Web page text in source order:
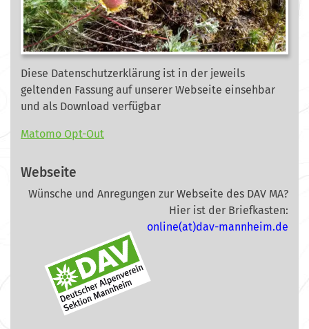
Diese Datenschutzerklärung ist in der jeweils
geltenden Fassung auf unserer Webseite einsehbar
und als Download verfügbar
Matomo Opt-Out
Webseite
Wünsche und Anregungen zur Webseite des DAV MA?
Hier ist der Briefkasten:
online(at)dav-mannheim.de